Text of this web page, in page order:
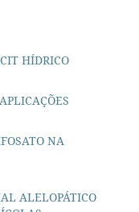
HÍDRICO
NA
ALELOPÁTICO